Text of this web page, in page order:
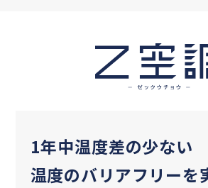
1年中温度差の少ない
温度のバリアフリーを